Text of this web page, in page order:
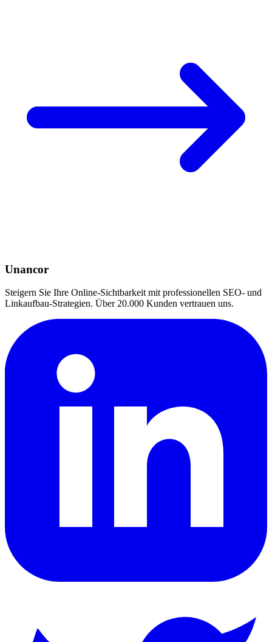
Unancor
Steigern Sie Ihre Online-Sichtbarkeit mit professionellen SEO- und
Linkaufbau-Strategien. Über 20.000 Kunden vertrauen uns.